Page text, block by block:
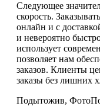
Следующее
скорость.
онлайн и с
и невероятно
использует
позволяет нам
заказов. Клиенты
заказы без лишних
Подытожив,